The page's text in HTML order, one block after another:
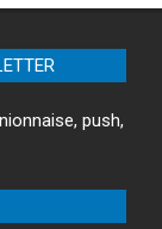
push,